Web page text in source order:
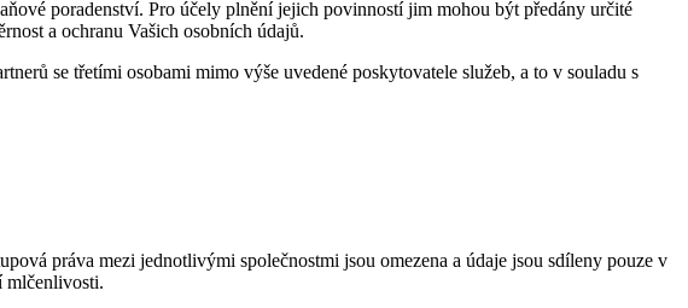
poradenství. Pro účely plnění jejich povinností jim mohou být předány určité
a ochranu Vašich osobních údajů.
se třetími osobami mimo výše uvedené poskytovatele služeb, a to v souladu s
práva mezi jednotlivými společnostmi jsou omezena a údaje jsou sdíleny pouze v
mlčenlivosti.